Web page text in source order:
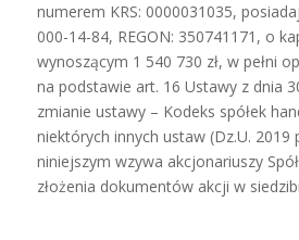
numerem KRS: 0000031035,
000-14-84, REGON: 350741171, o
wynoszącym 1 540 730 zł, w pełni
na podstawie art. 16 Ustawy z dnia
zmianie ustawy – Kodeks spółek
niektórych innych ustaw (Dz.U. 2019
niniejszym wzywa akcjonariuszy
złożenia dokumentów akcji w